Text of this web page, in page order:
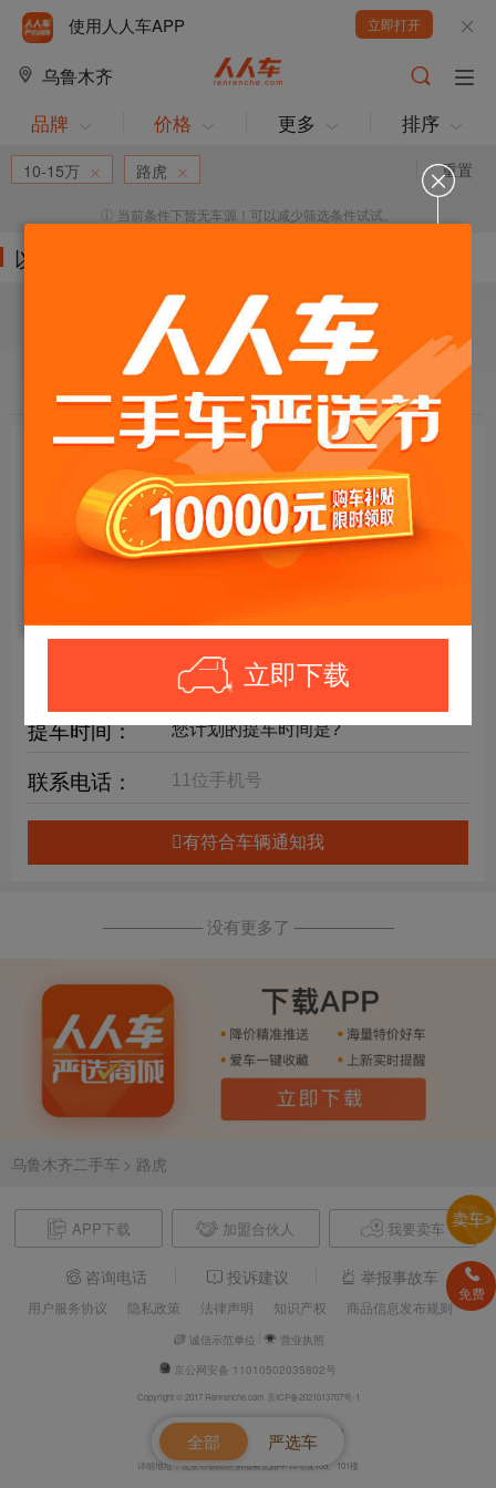
使用人人车APP 立即打开
乌鲁木齐
立即下载
品牌 价格 更多 排序
重置
10-15万 路虎
当前条件下暂无车源！可以减少筛选条件试试。
以下车源的筛选条件为:
目标车辆： 请选择欲购车辆
年限要求：
购车预算：
详细要求：
提车时间：
联系电话：
有符合车辆通知我
—————— 没有更多了 ——————
乌鲁木齐二手车 > 路虎
APP下载 加盟合伙人 我要卖车
咨询电话 投诉建议 举报事故车
用户服务协议 隐私政策 法律声明 知识产权 商品信息发布规则
诚信示范单位
营业执照
京公网安备 11010502035802号
Copyright © 2017 Renrenche.com 京ICP备2021013707号-1
北京车欢欢信息技术有限公司 电话：4008610500
详细地址：北京市朝阳区酒仙桥北路甲10号院105、101楼
全部 严选车
免费